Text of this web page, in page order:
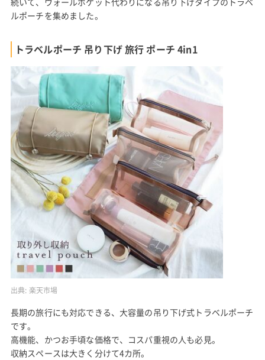
ルポーチを集めました。
トラベルポーチ 吊り下げ 旅行 ポーチ 4in1
出典: 楽天市場
長期の旅行にも対応できる、大容量の吊り下げ式トラベルポーチ
です。
高機能、かつお手頃な価格で、コスパ重視の人も必見。
収納スペースは大きく分けて4カ所。